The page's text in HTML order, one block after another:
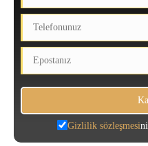
Gizlilik sözleşmesi